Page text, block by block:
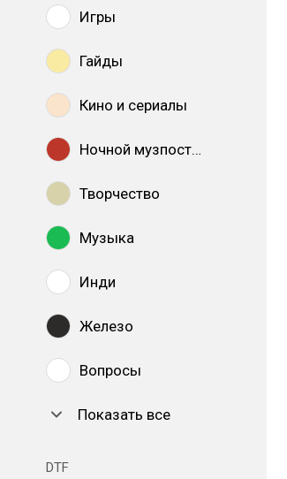
Игры
Гайды
Кино и сериалы
Ночной музпостинг
Творчество
Музыка
Инди
Железо
Вопросы
Показать все
DTF